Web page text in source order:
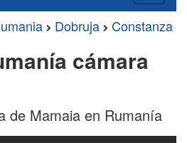
Dobruja Constanza
cámara
de Mamaia en Rumanía